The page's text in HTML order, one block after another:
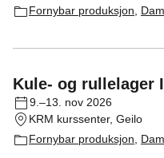
Fornybar produksjon
Kule- og rullelager
9.–13. nov 2026
KRM kurssenter, Geilo
Fornybar produksjon